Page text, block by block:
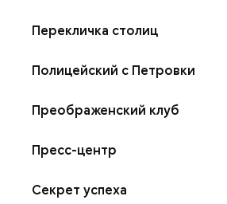
Перекличка столиц
Полицейский с Петровки
Преображенский клуб
Пресс-центр
Секрет успеха